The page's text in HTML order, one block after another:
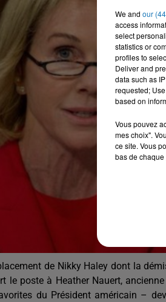
de Nikky Haley dont la
le poste à Heather Nauert,
du Président américain –
We and our
access
select
statistics or
profiles to
Deliver and
data such as
requested;
based on
Vous pouvez
mes choix".
ce site. Vous
bas de chaque